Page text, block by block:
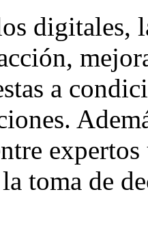
digitales,
a
toma de